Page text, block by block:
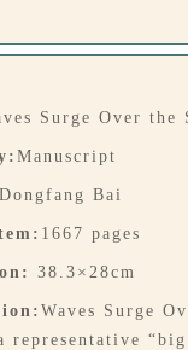
Surge Over the
Manuscript
Dongfang Bai
1667 pages
38.3×28cm
Waves Surge
representative